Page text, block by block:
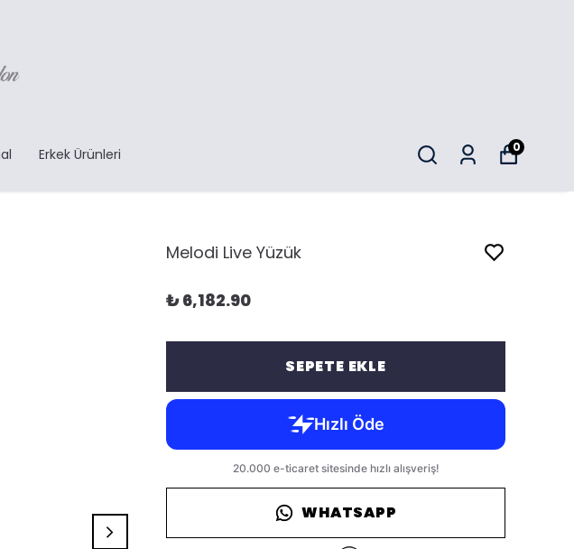
Erkek Ürünleri 0
Melodi Live Yüzük
₺ 6,182.90
SEPETE EKLE
WHATSAPP